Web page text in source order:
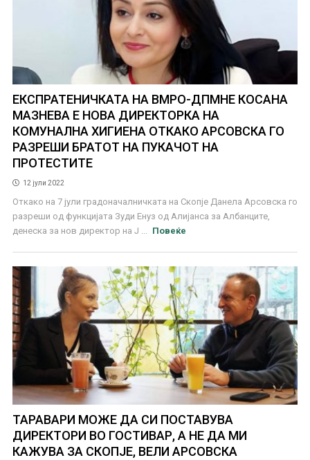
ЕКСПРАТЕНИЧКАТА НА ВМРО-ДПМНЕ КОСАНА
МАЗНЕВА Е НОВА ДИРЕКТОРКА НА
КОМУНАЛНА ХИГИЕНА ОТКАКО АРСОВСКА ГО
РАЗРЕШИ БРАТОТ НА ПУКАЧОТ НА
ПРОТЕСТИТЕ
12 јули 2022
Откако на 7 јули градоначалничката на Скопје Данела Арсовска го
разреши од функцијата Зуди Енуз од Алијанса за Албанците,
денеска за нов директор на Ј ...
Повеќе
ТАРАВАРИ МОЖЕ ДА СИ ПОСТАВУВА
ДИРЕКТОРИ ВО ГОСТИВАР, А НЕ ДА МИ
КАЖУВА ЗА СКОПЈЕ, ВЕЛИ АРСОВСКА